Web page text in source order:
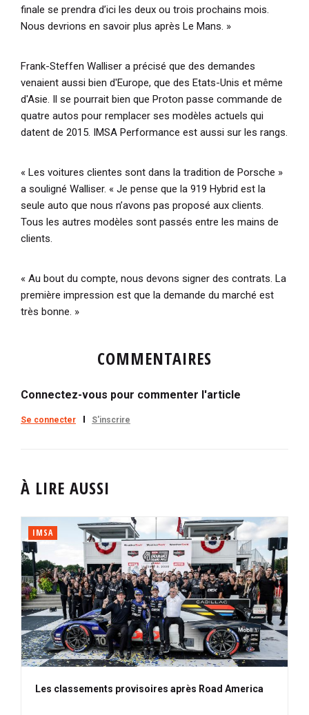
finale se prendra d’ici les deux ou trois prochains mois.
Nous devrions en savoir plus après Le Mans. »
Frank-Steffen Walliser a précisé que des demandes
venaient aussi bien d'Europe, que des Etats-Unis et même
d'Asie. Il se pourrait bien que Proton passe commande de
quatre autos pour remplacer ses modèles actuels qui
datent de 2015. IMSA Performance est aussi sur les rangs.
« Les voitures clientes sont dans la tradition de Porsche »
a souligné Walliser. « Je pense que la 919 Hybrid est la
seule auto que nous n’avons pas proposé aux clients.
Tous les autres modèles sont passés entre les mains de
clients.
« Au bout du compte, nous devons signer des contrats. La
première impression est que la demande du marché est
très bonne. »
COMMENTAIRES
Connectez-vous pour commenter l'article
Se connecter S'inscrire
À LIRE AUSSI
IMSA
Les classements provisoires après Road America